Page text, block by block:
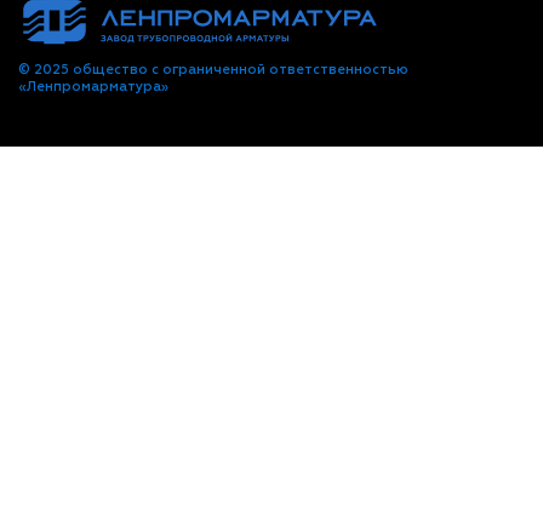
© 2025 общество с ограниченной ответственностью
«Ленпромарматура»